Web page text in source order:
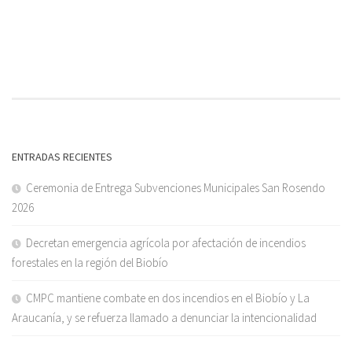
ENTRADAS RECIENTES
Ceremonia de Entrega Subvenciones Municipales San Rosendo
2026
Decretan emergencia agrícola por afectación de incendios
forestales en la región del Biobío
CMPC mantiene combate en dos incendios en el Biobío y La
Araucanía, y se refuerza llamado a denunciar la intencionalidad